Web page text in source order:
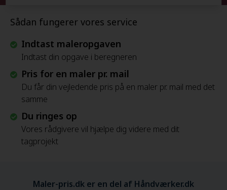
Sådan fungerer vores service
Indtast maleropgaven
Indtast din opgave i beregneren
Pris for en maler pr. mail
Du får din vejledende pris på en maler pr. mail med det
samme
Du ringes op
Vores rådgivere vil hjælpe dig videre med dit
tagprojekt
Maler-pris.dk er en del af Håndværker.dk